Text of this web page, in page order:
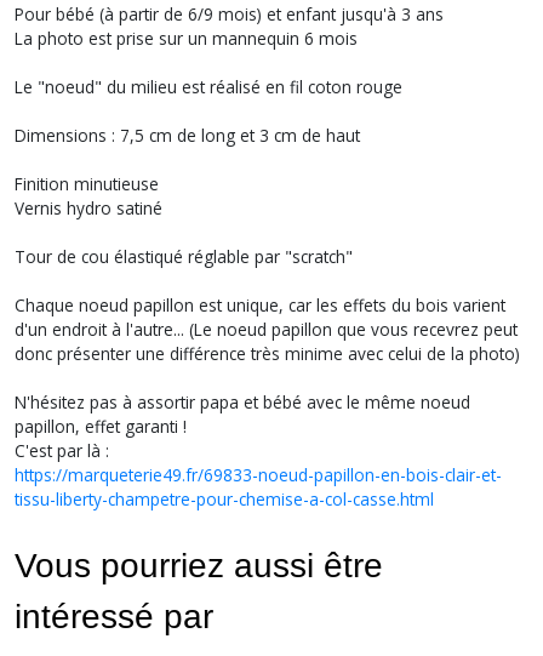
Pour bébé (à partir de 6/9 mois) et enfant jusqu'à 3 ans
La photo est prise sur un mannequin 6 mois
Le "noeud" du milieu est réalisé en fil coton rouge
Dimensions : 7,5 cm de long et 3 cm de haut
Finition minutieuse
Vernis hydro satiné
Tour de cou élastiqué réglable par "scratch"
Chaque noeud papillon est unique, car les effets du bois varient
d'un endroit à l'autre... (Le noeud papillon que vous recevrez peut
donc présenter une différence très minime avec celui de la photo)
N'hésitez pas à assortir papa et bébé avec le même noeud
papillon, effet garanti !
C'est par là :
https://marqueterie49.fr/69833-noeud-papillon-en-bois-clair-et-
tissu-liberty-champetre-pour-chemise-a-col-casse.html
Vous pourriez aussi être
intéressé par